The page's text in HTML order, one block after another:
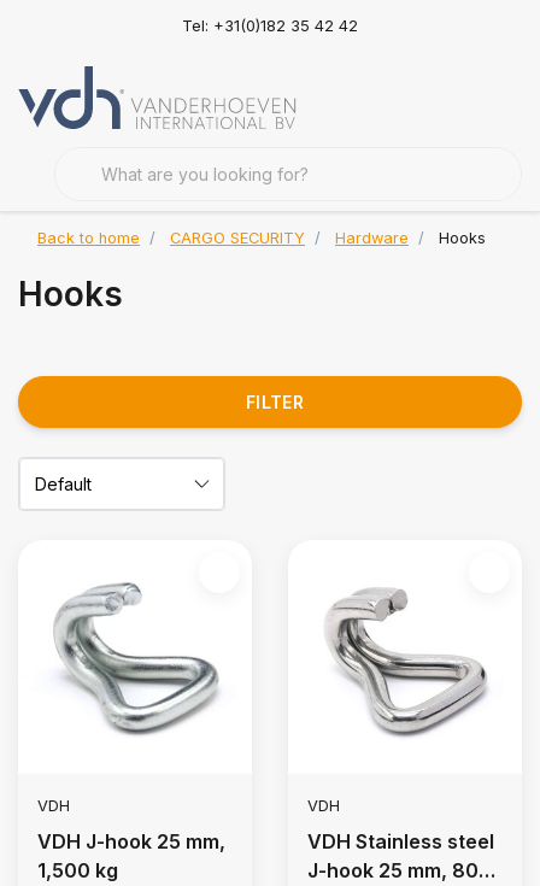
Tel: +31(0)182 35 42 42
Back to home CARGO SECURITY Hardware Hooks
Hooks
FILTER
VDH
VDH J-hook 25 mm,
1,500 kg
VDH
VDH Stainless steel
J-hook 25 mm, 800